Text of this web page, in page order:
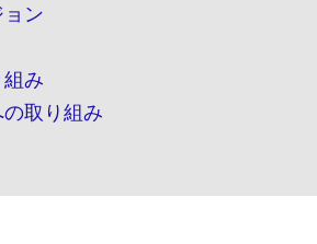
ョン
組み
取り組み